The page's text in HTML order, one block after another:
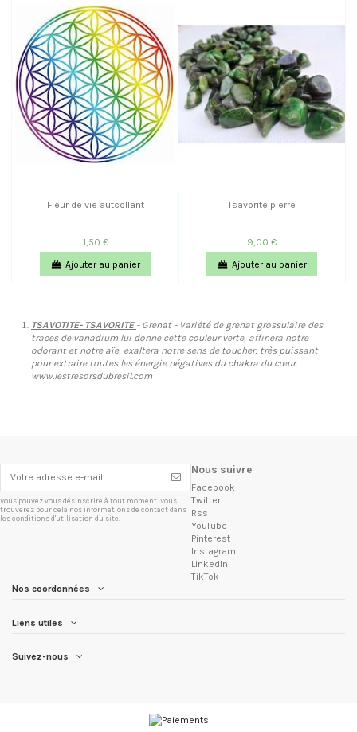
Fleur de vie autcollant
1,50 €
Ajouter au panier
Tsavorite pierre
9,00 €
Ajouter au panier
TSAVOTITE- TSAVORITE - Grenat - Variété de grenat grossulaire des
traces de vanadium lui donne cette couleur verte, affinera notre
odorant et notre aïe, exaltera notre sens de toucher, très puissant
pour extraire toutes les énergie négatives du chakra du cœur.
www.lestresorsdubresil.com
Vous pouvez vous désinscrire à tout moment. Vous
trouverez pour cela nos informations de contact dans
les conditions d'utilisation du site.
Nous suivre
Facebook
Twitter
Rss
YouTube
Pinterest
Instagram
LinkedIn
TikTok
Nos coordonnées
Liens utiles
Suivez-nous